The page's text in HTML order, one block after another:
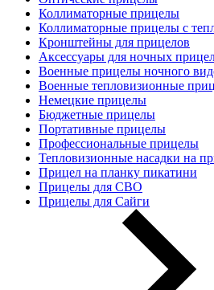
Коллиматорные прицелы
Коллиматорные прицелы с
Кронштейны для прицелов
Аксессуары для ночных
Военные прицелы ночного
Военные тепловизионные
Немецкие прицелы
Бюджетные прицелы
Портативные прицелы
Профессиональные прицелы
Тепловизионные насадки на
Прицел на планку пикатини
Прицелы для СВО
Прицелы для Сайги